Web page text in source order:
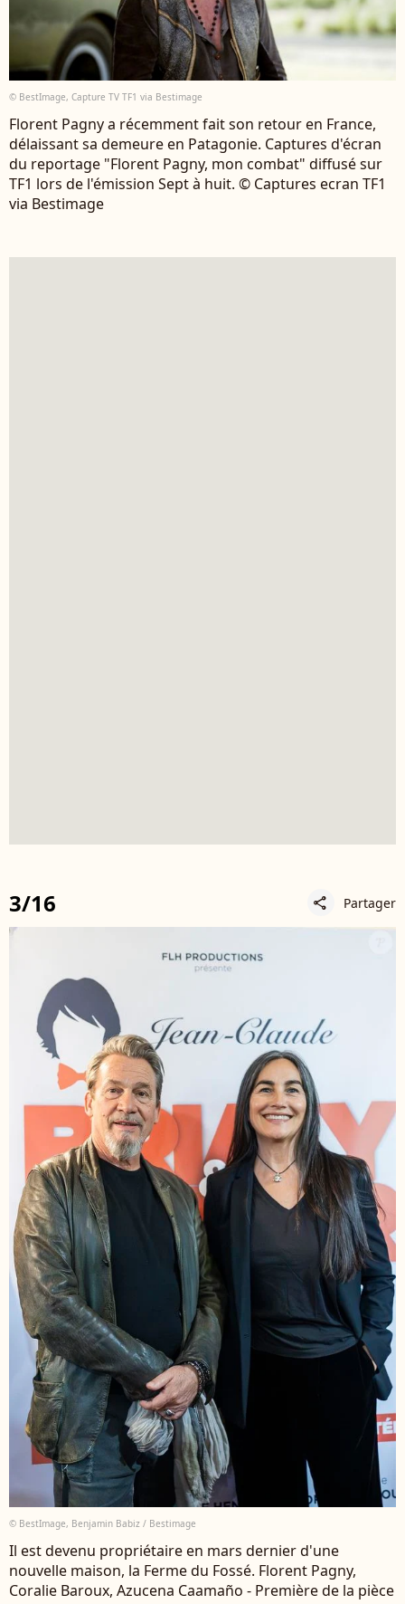
© BestImage, Capture TV TF1 via Bestimage
Florent Pagny a récemment fait son retour en France,
délaissant sa demeure en Patagonie. Captures d'écran
du reportage "Florent Pagny, mon combat" diffusé sur
TF1 lors de l'émission Sept à huit. © Captures ecran TF1
via Bestimage
3/16 share Partager
© BestImage, Benjamin Babiz / Bestimage
Il est devenu propriétaire en mars dernier d'une
nouvelle maison, la Ferme du Fossé. Florent Pagny,
Coralie Baroux, Azucena Caamaño - Première de la pièce